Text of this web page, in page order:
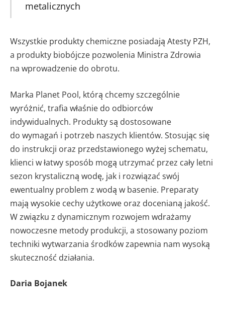
metalicznych
Wszystkie produkty chemiczne posiadają Atesty PZH,
a produkty biobójcze pozwolenia Ministra Zdrowia
na wprowadzenie do obrotu.
Marka Planet Pool, którą chcemy szczególnie
wyróżnić, trafia właśnie do odbiorców
indywidualnych. Produkty są dostosowane
do wymagań i potrzeb naszych klientów. Stosując się
do instrukcji oraz przedstawionego wyżej schematu,
klienci w łatwy sposób mogą utrzymać przez cały letni
sezon krystaliczną wodę, jak i rozwiązać swój
ewentualny problem z wodą w basenie. Preparaty
mają wysokie cechy użytkowe oraz docenianą jakość.
W związku z dynamicznym rozwojem wdrażamy
nowoczesne metody produkcji, a stosowany poziom
techniki wytwarzania środków zapewnia nam wysoką
skuteczność działania.
Daria Bojanek